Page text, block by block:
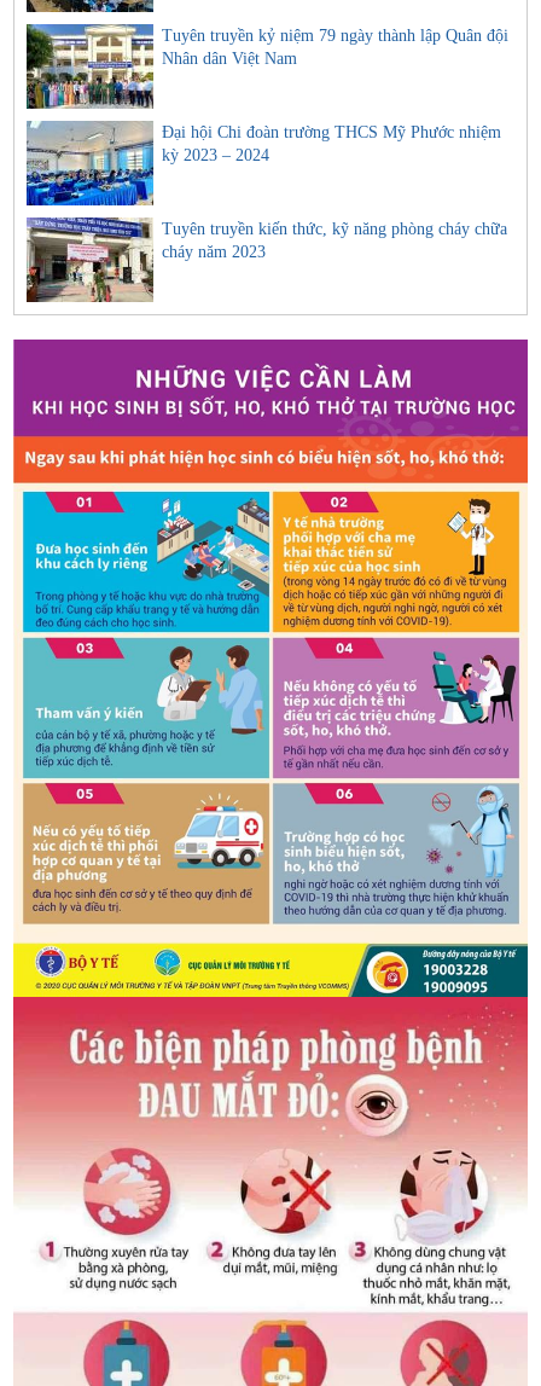
Tuyên truyền kỷ niệm 79 ngày thành lập Quân đội
Nhân dân Việt Nam
Đại hội Chi đoàn trường THCS Mỹ Phước nhiệm
kỳ 2023 – 2024
Tuyên truyền kiến thức, kỹ năng phòng cháy chữa
cháy năm 2023